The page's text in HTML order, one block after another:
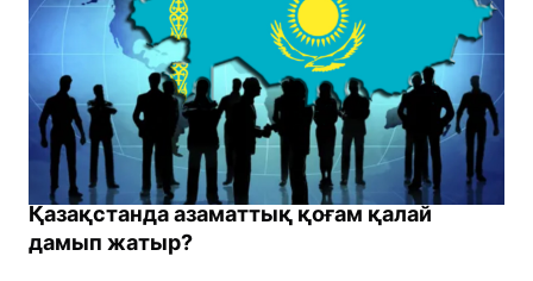
Қазақстанда азаматтық қоғам қалай
дамып жатыр?